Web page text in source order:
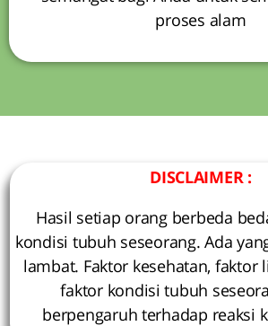
proses alam
DISCLAIMER :
Hasil setiap orang berbeda
kondisi tubuh seseorang. Ada
lambat. Faktor kesehatan, faktor
faktor kondisi tubuh
berpengaruh terhadap reaksi